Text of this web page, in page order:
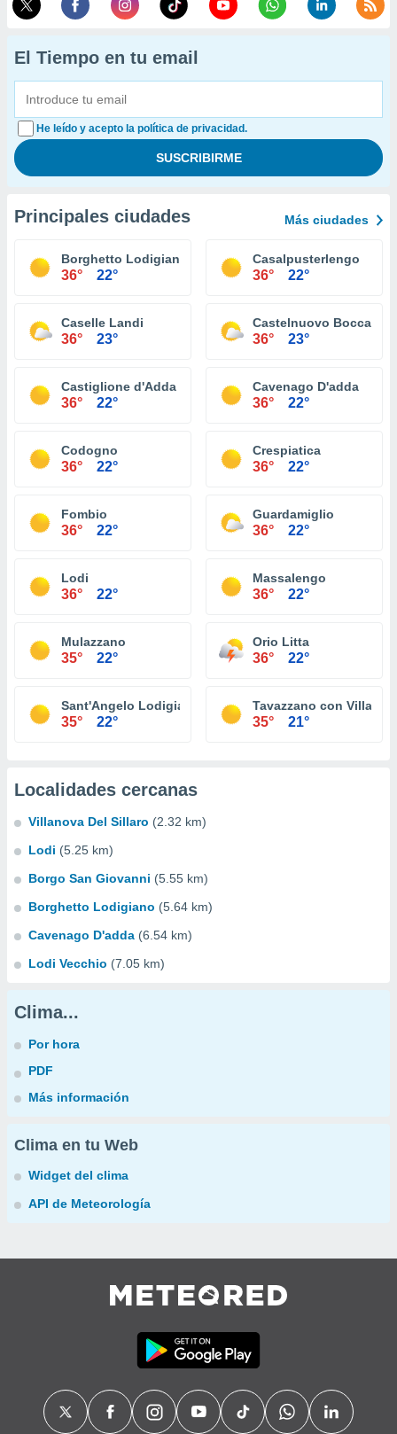
El Tiempo en tu email
He leído y acepto la política de privacidad.
Principales ciudades Más ciudades
Borghetto Lodigiano
36° 22°
Casalpusterlengo
36° 22°
Caselle Landi
36° 23°
Castelnuovo Bocca
36° 23°
Castiglione d'Adda
36° 22°
Cavenago D'adda
36° 22°
Codogno
36° 22°
Crespiatica
36° 22°
Fombio
36° 22°
Guardamiglio
36° 22°
Lodi
36° 22°
Massalengo
36° 22°
Mulazzano
35° 22°
Orio Litta
36° 22°
Sant'Angelo Lodigiano
35° 22°
Tavazzano con
35° 21°
Localidades cercanas
Villanova Del Sillaro (2.32 km)
Lodi (5.25 km)
Borgo San Giovanni (5.55 km)
Borghetto Lodigiano (5.64 km)
Cavenago D'adda (6.54 km)
Lodi Vecchio (7.05 km)
Clima...
Por hora
PDF
Más información
Clima en tu Web
Widget del clima
API de Meteorología